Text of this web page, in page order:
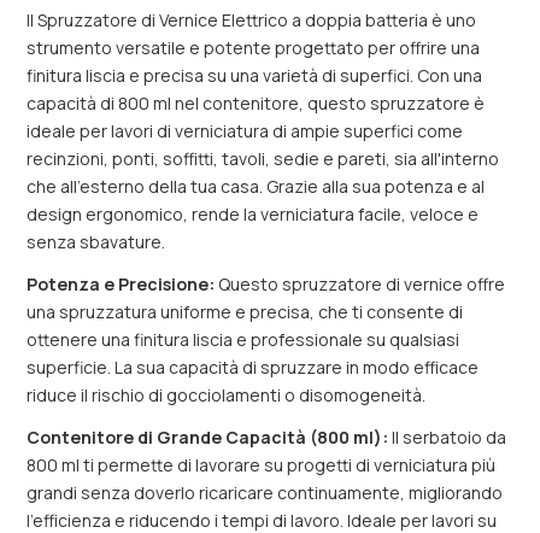
Il Spruzzatore di Vernice Elettrico a doppia batteria è uno
strumento versatile e potente progettato per offrire una
finitura liscia e precisa su una varietà di superfici. Con una
capacità di 800 ml nel contenitore, questo spruzzatore è
ideale per lavori di verniciatura di ampie superfici come
recinzioni, ponti, soffitti, tavoli, sedie e pareti, sia all'interno
che all'esterno della tua casa. Grazie alla sua potenza e al
design ergonomico, rende la verniciatura facile, veloce e
senza sbavature.
Potenza e Precisione: Questo spruzzatore di vernice offre
una spruzzatura uniforme e precisa, che ti consente di
ottenere una finitura liscia e professionale su qualsiasi
superficie. La sua capacità di spruzzare in modo efficace
riduce il rischio di gocciolamenti o disomogeneità.
Contenitore di Grande Capacità (800 ml): Il serbatoio da
800 ml ti permette di lavorare su progetti di verniciatura più
grandi senza doverlo ricaricare continuamente, migliorando
l’efficienza e riducendo i tempi di lavoro. Ideale per lavori su